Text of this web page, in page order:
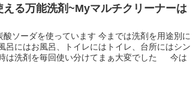
える万能洗剤~Myマルチクリーナーは
酸ソーダを使っています 今までは洗剤を用途別に
呂にはお風呂、トイレにはトイレ、台所にはシン
は洗剤を毎回使い分けてまぁ大変でした 今は